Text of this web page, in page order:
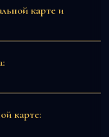
карте и
карте: